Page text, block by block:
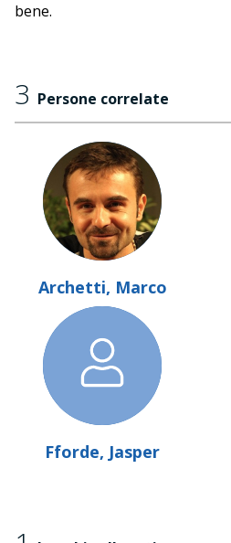
bene.
3 Persone correlate
Archetti, Marco
Fforde, Jasper